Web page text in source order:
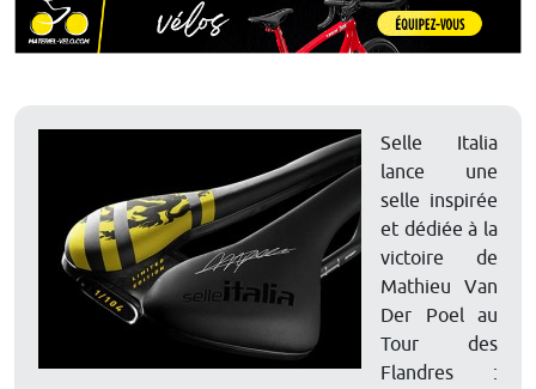
Selle Italia
lance une
selle inspirée
et dédiée à la
victoire de
Mathieu Van
Der Poel au
Tour des
Flandres :